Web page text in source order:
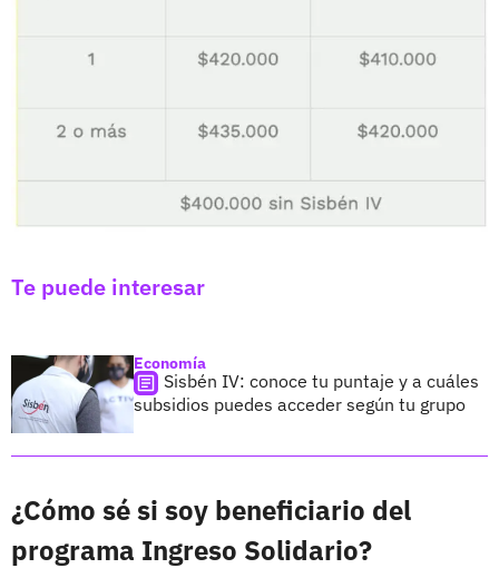
Te puede interesar
Economía
Sisbén IV: conoce tu puntaje y a cuáles
subsidios puedes acceder según tu grupo
¿Cómo sé si soy beneficiario del
programa Ingreso Solidario?